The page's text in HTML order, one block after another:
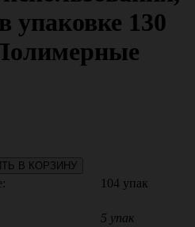
упаковке 130
В КОРЗИНУ
104 упак
5 упак